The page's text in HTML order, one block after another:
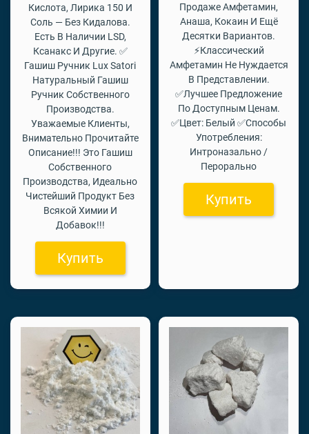
Кислота, Лирика 150 И
Соль — Без Кидалова.
Есть В Наличии LSD,
Ксанакс И Другие. ✅
Гашиш Ручник Lux Satori
Натуральный Гашиш
Ручник Собственного
Производства.
Уважаемые Клиенты,
Внимательно Прочитайте
Описание!!! Это Гашиш
Собственного
Производства, Идеально
Чистейший Продукт Без
Всякой Химии И
Добавок!!!
Купить
Продаже Амфетамин,
Анаша, Кокаин И Ещё
Десятки Вариантов.
⚡Классический
Амфетамин Не Нуждается
В Представлении.
✅Лучшее Предложение
По Доступным Ценам.
✅Цвет: Белый ✅Способы
Употребления:
Интроназально /
Перорально
Купить